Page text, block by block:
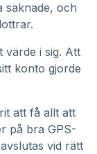
saknade, och
värde i sig. Att
konto gjorde
att få allt att
på bra GPS-
vid rätt